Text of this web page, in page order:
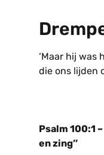
‘Maar hij was
die ons lijden
Psalm 100:1
en zing’’